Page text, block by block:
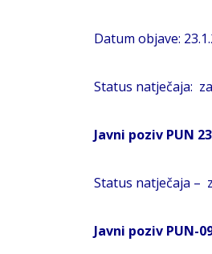
Datum objave:
Status natječaja:
Javni poziv PUN
Status natječaja –
Javni poziv PUN-